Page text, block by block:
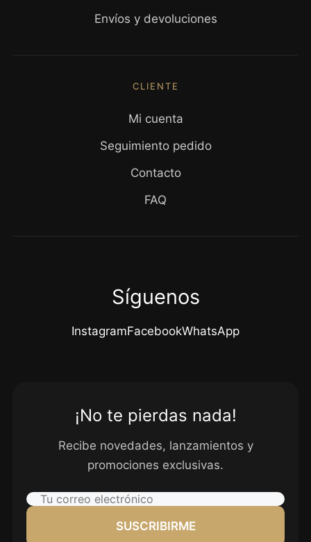
Envíos y devoluciones
CLIENTE
Mi cuenta
Seguimiento pedido
Contacto
FAQ
Síguenos
InstagramFacebookWhatsApp
¡No te pierdas nada!
Recibe novedades, lanzamientos y
promociones exclusivas.
SUSCRIBIRME